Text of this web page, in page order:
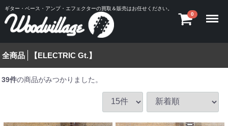
ギター・ベース・アンプ・エフェクターの買取＆販売はお任せください。
0
全商品 【ELECTRIC Gt.】
39件の商品がみつかりました。